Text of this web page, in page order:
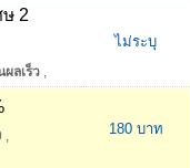
2
ผลเร็ว ,
ไม่ระบุ
, 180 บาท